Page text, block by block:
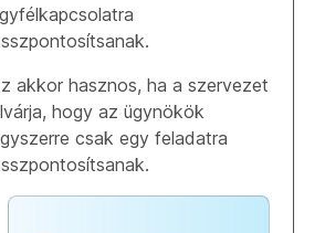
akkor hasznos, ha a szervezet
hogy az ügynökök
csak egy feladatra